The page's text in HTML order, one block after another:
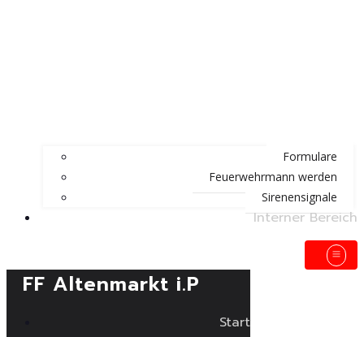
Formulare
Feuerwehrmann werden
Sirenensignale
Interner Bereich
FF Altenmarkt i.P
Start